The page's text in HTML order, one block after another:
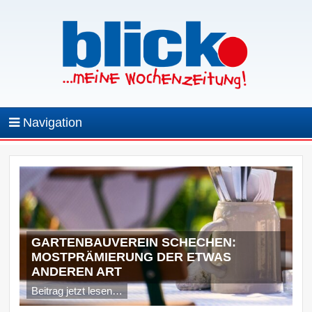
Navigation
GARTENBAUVEREIN SCHECHEN:
MOSTPRÄMIERUNG DER ETWAS
ANDEREN ART
Beitrag jetzt lesen…